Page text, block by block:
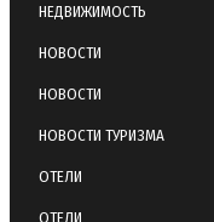
НЕДВИЖИМОСТЬ
НОВОСТИ
НОВОСТИ
НОВОСТИ ТУРИЗМА
ОТЕЛИ
ОТЕЛИ